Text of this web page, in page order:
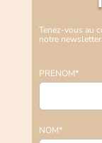
Tenez-vous au
notre newsletter.
PRENOM*
NOM*